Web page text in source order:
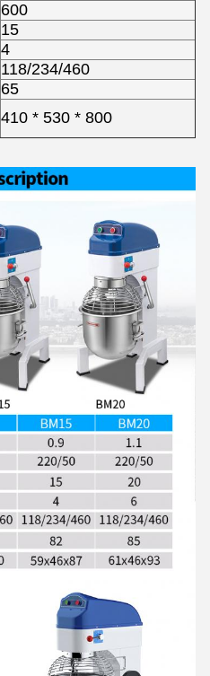
600
15
4
118/234/460
65
410 * 530 * 800